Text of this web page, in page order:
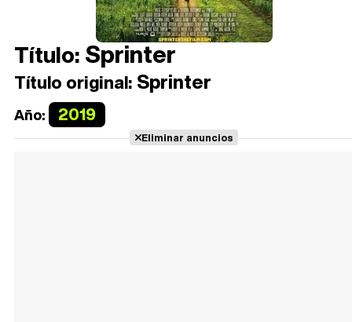
Título:Sprinter
Título original: Sprinter
Año: 2019
Eliminar anuncios